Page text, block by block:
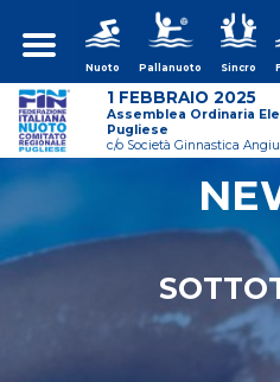
Nuoto Pallanuoto Sincro
1 FEBBRAIO 2025
Assemblea Ordinaria
Pugliese
c/o Società Ginnastica